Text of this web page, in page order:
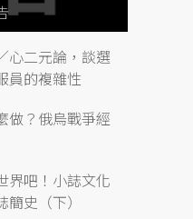
心二元論，談選
員的複雜性
做？俄烏戰爭經
界吧！小誌文化
史（下）